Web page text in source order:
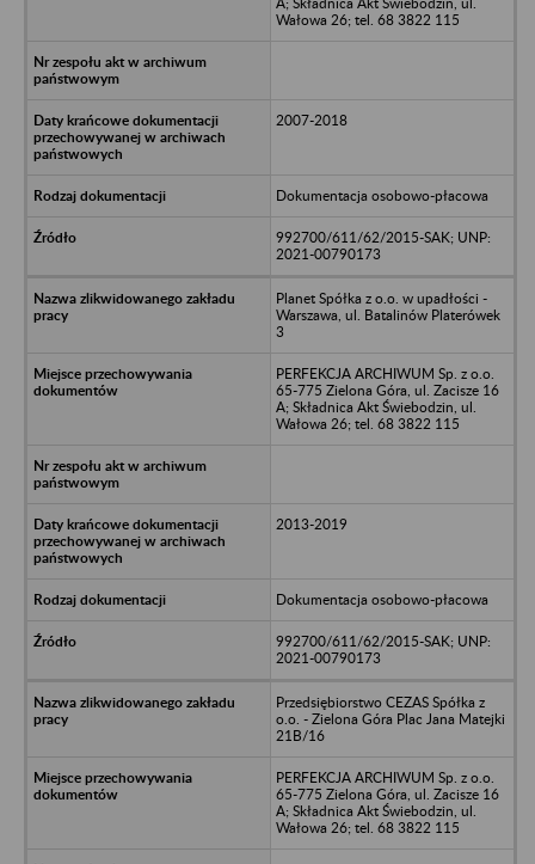
Wałowa 26; tel. 68 3822 115
2007-2018
Dokumentacja osobowo-płacowa
992700/611/62/2015-SAK; UNP:
2021-00790173
Planet Spółka z o.o. w upadłości -
Warszawa, ul. Batalinów Platerówek
3
PERFEKCJA ARCHIWUM Sp. z o.o.
65-775 Zielona Góra, ul. Zacisze 16
A; Składnica Akt Świebodzin, ul.
Wałowa 26; tel. 68 3822 115
2013-2019
Dokumentacja osobowo-płacowa
992700/611/62/2015-SAK; UNP:
2021-00790173
Przedsiębiorstwo CEZAS Spółka z
o.o. - Zielona Góra Plac Jana Matejki
21B/16
PERFEKCJA ARCHIWUM Sp. z o.o.
65-775 Zielona Góra, ul. Zacisze 16
A; Składnica Akt Świebodzin, ul.
Wałowa 26; tel. 68 3822 115